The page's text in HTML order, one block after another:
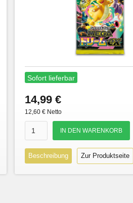
Sofort lieferbar
14,99 €
12,60 € Netto
Beschreibung Zur Produktseite